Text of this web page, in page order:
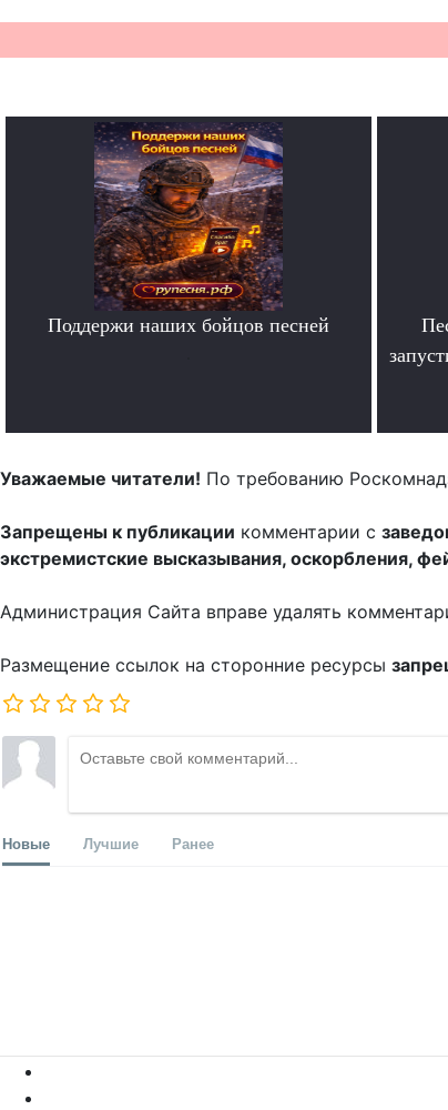
Поддержи наших бойцов песней
Уважаемые читатели! По требованию
Запрещены к публикации комментарии с
экстремистские высказывания, оскорбления,
Администрация Сайта вправе удалять
Размещение ссылок на сторонние ресурсы
Новые Лучшие Ранее